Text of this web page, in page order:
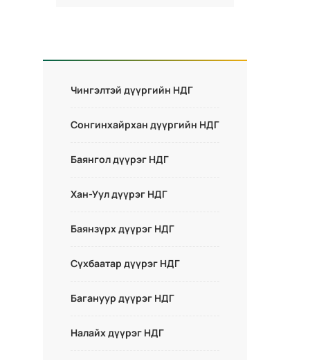
Чингэлтэй дүүргийн НДГ
Сонгинхайрхан дүүргийн НДГ
Баянгол дүүрэг НДГ
Хан-Уул дүүрэг НДГ
Баянзүрх дүүрэг НДГ
Сүхбаатар дүүрэг НДГ
Багануур дүүрэг НДГ
Налайх дүүрэг НДГ